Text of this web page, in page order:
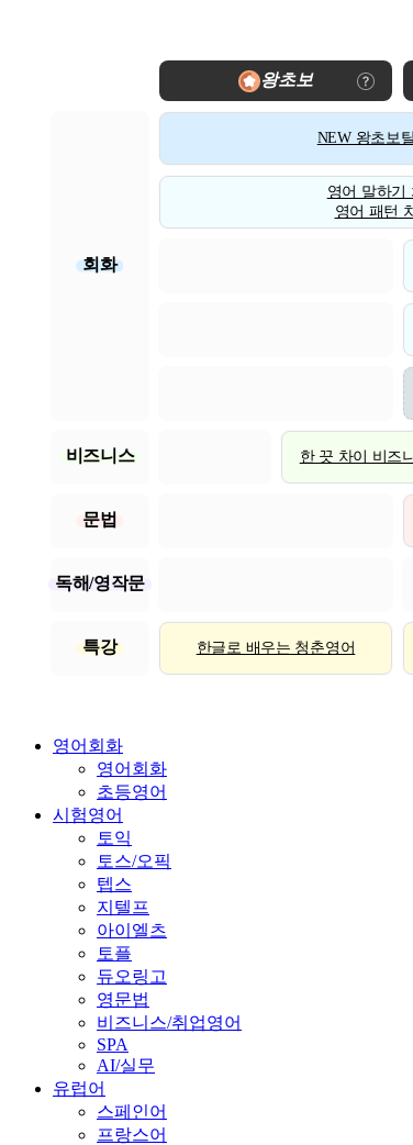
왕초보
회화
NEW 왕초보
영어 말하기
영어 패턴
비즈니스 한 끗 차이 비즈
문법
독해/영작문
특강 한글로 배우는 청춘영어
영어회화
영어회화
초등영어
시험영어
토익
토스/오픽
텝스
지텔프
아이엘츠
토플
듀오링고
영문법
비즈니스/취업영어
SPA
AI/실무
유럽어
스페인어
프랑스어